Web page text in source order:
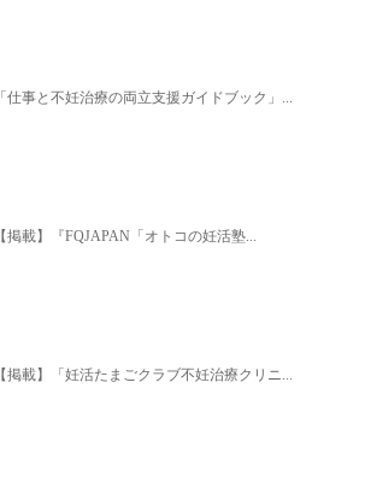
「仕事と不妊治療の両立支援ガイドブック」...
【掲載】『FQJAPAN「オトコの妊活塾...
【掲載】「妊活たまごクラブ不妊治療クリニ...